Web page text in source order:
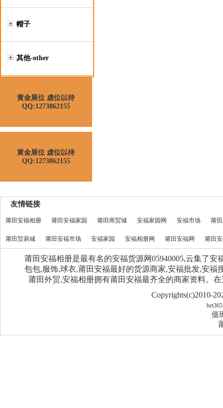
帽子
其他-other
黄金展位 虚位以待
QQ:1273862155
黄金展位 虚位以待
QQ:1273862155
友情链接
莆田安福相册 莆田安福家园 莆田商贸城 安福家园网 安福市场 莆
莆田贸易城 莆田安福市场 安福家园 安福相册网 莆田安福网 莆田
莆田安福相册是最有名的安福货源网05940005,云集了
包包,服饰,球衣,莆田安福最好的货源商家,安福批发,安
莆田外贸,安福相册拥有莆田安福最齐全的商家资料。
Copyrights(c)2010-
bet365
值